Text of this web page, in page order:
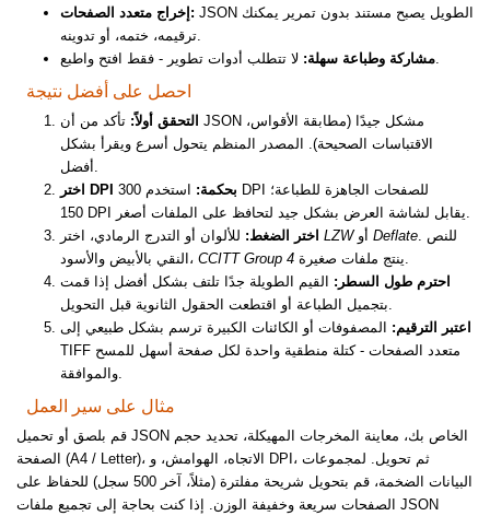
إخراج متعدد الصفحات: JSON الطويل يصبح مستند بدون تمرير يمكنك
ترقيمه، ختمه، أو تدوينه.
مشاركة وطباعة سهلة:لا تتطلب أدوات تطوير - فقط افتح واطبع.
احصل على أفضل نتيجة
التحقق أولاً: تأكد من أن JSON مشكل جيدًا (مطابقة الأقواس،
الاقتباسات الصحيحة). المصدر المنظم يتحول أسرع ويقرأ بشكل
أفضل.
اختر DPI بحكمة:
استخدم 300 DPI للصفحات الجاهزة للطباعة؛
150 DPI يقابل لشاشة العرض بشكل جيد لتحافظ على الملفات أصغر.
اختر الضغط: LZW Deflate. للنص
النقي بالأبيض والأسود، CCITT Group 4
ينتج ملفات صغيرة.
احترم طول السطر: القيم الطويلة جدًا تلتف بشكل أفضل إذا قمت
بتجميل الطباعة أو اقتطعت الحقول الثانوية قبل التحويل.
اعتبر الترقيم: المصفوفات أو الكائنات الكبيرة ترسم بشكل طبيعي إلى
TIFF متعدد الصفحات - كتلة منطقية واحدة لكل صفحة أسهل للمسح
والموافقة.
مثال على سير العمل
قم بلصق أو تحميل JSON الخاص بك، معاينة المخرجات المهيكلة، تحديد حجم
الصفحة (A4 / Letter)، الاتجاه، الهوامش، و DPI، ثم تحويل. لمجموعات
البيانات الضخمة، قم بتحويل شريحة مفلترة (مثلاً، آخر 500 سجل) للحفاظ على
الصفحات سريعة وخفيفة الوزن. إذا كنت بحاجة إلى تجميع ملفات JSON